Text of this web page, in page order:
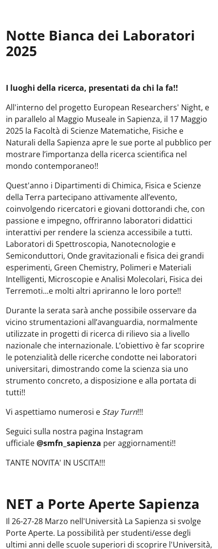
Notte Bianca dei Laboratori
2025
I luoghi della ricerca, presentati da chi la fa!!
All'interno del progetto European Researchers' Night, e
in parallelo al Maggio Museale in Sapienza, il 17 Maggio
2025 la Facoltà di Scienze Matematiche, Fisiche e
Naturali della Sapienza apre le sue porte al pubblico per
mostrare l’importanza della ricerca scientifica nel
mondo contemporaneo!!
Quest'anno i Dipartimenti di Chimica, Fisica e Scienze
della Terra partecipano attivamente all’evento,
coinvolgendo ricercatori e giovani dottorandi che, con
passione e impegno, offriranno laboratori didattici
interattivi per rendere la scienza accessibile a tutti.
Laboratori di Spettroscopia, Nanotecnologie e
Semiconduttori, Onde gravitazionali e fisica dei grandi
esperimenti, Green Chemistry, Polimeri e Materiali
Intelligenti, Microscopie e Analisi Molecolari, Fisica dei
Terremoti...e molti altri apriranno le loro porte!!
Durante la serata sarà anche possibile osservare da
vicino strumentazioni all’avanguardia, normalmente
utilizzate in progetti di ricerca di rilievo sia a livello
nazionale che internazionale. L’obiettivo è far scoprire
le potenzialità delle ricerche condotte nei laboratori
universitari, dimostrando come la scienza sia uno
strumento concreto, a disposizione e alla portata di
tutti!!
Vi aspettiamo numerosi e Stay Turn!!!
Seguici sulla nostra pagina Instagram
ufficiale@smfn_sapienza per aggiornamenti!!
TANTE NOVITA' IN USCITA!!!
NET a Porte Aperte Sapienza
Il 26-27-28 Marzo nell'Università La Sapienza si svolge
Porte Aperte. La possibilità per studenti/esse degli
ultimi anni delle scuole superiori di scoprire l'Università,